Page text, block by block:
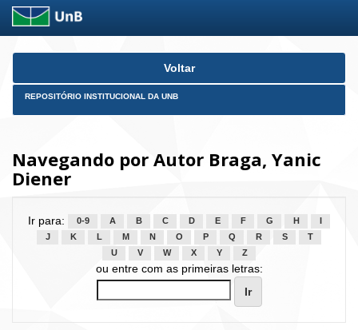
Skip
Voltar
REPOSITÓRIO INSTITUCIONAL DA UNB
Navegando por Autor Braga, Yanic
Diener
Ir para: 0-9 A B C D E F G H
J
K L M N O P Q R S
T
U
V W X Y Z
ou entre com as primeiras letras: